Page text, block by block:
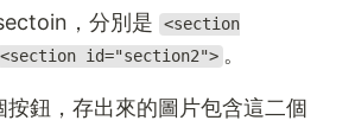
，分別是
<section
<section id="section2"> 。
鈕，存出來的圖片包含這二個